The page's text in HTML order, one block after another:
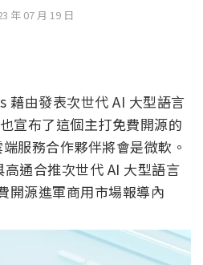
年 07 月 19 日
由發表次世代 AI 大型語言
宣布了這個主打免費開源的
服務合作夥伴將會是微軟。
通合推次世代 AI 大型語言
開源進軍商用市場報導內